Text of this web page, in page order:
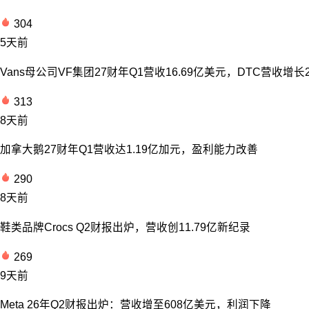
304
5天前
Vans母公司VF集团27财年Q1营收16.69亿美元，DTC营收增长
313
8天前
加拿大鹅27财年Q1营收达1.19亿加元，盈利能力改善
290
8天前
鞋类品牌Crocs Q2财报出炉，营收创11.79亿新纪录
269
9天前
Meta 26年Q2财报出炉：营收增至608亿美元，利润下降